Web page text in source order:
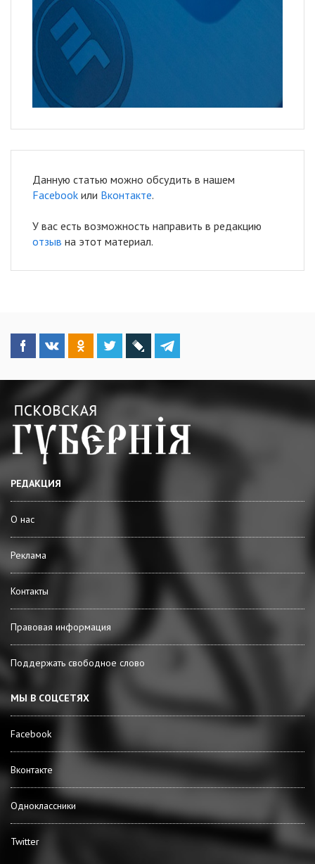
Данную статью можно обсудить в нашем
Facebook или Вконтакте.
У вас есть возможность направить в редакцию
отзыв на этот материал.
РЕДАКЦИЯ
О нас
Реклама
Контакты
Правовая информация
Поддержать свободное слово
МЫ В СОЦСЕТЯХ
Facebook
Вконтакте
Одноклассники
Twitter